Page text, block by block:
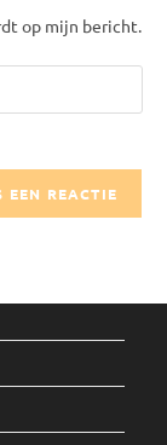
op mijn bericht.